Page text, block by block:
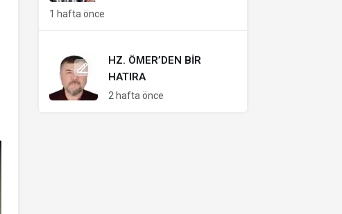
1 hafta önce
HZ. ÖMER’DEN BIR
HATIRA
2 hafta önce